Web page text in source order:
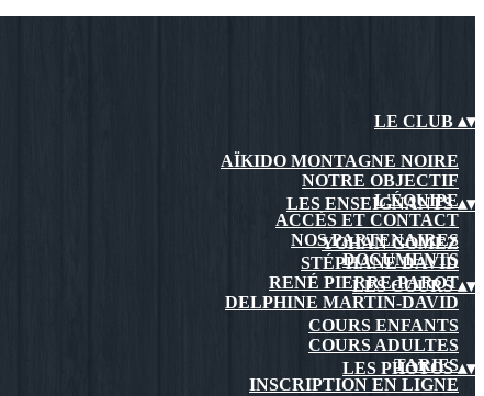
LE CLUB ▴▾
AÏKIDO MONTAGNE NOIRE
NOTRE OBJECTIF
L'ÉQUIPE
ACCÈS ET CONTACT
NOS PARTENAIRES
DOCUMENTS
LES ENSEIGNANTS▴▾
YOHAN GOMEZ
STÉPHANE DAVID
RENÉ PIERRE-PAROT
DELPHINE MARTIN-DAVID
LES COURS▴▾
COURS ENFANTS
COURS ADULTES
TARIFS
INSCRIPTION EN LIGNE
LES PHOTOS▴▾